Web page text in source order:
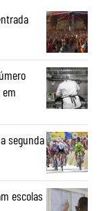
segunda
escolas